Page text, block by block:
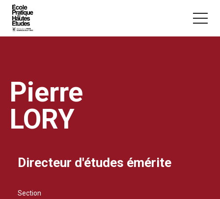
Vous recherchez peut-être :
Conférence
Pierre
LORY
Directeur d'études émérite
Section
Panneau de gestion des cookies